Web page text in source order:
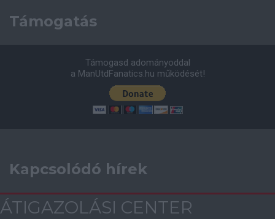
Támogatás
Támogasd adományoddal
a ManUtdFanatics.hu működését!
Kapcsolódó hírek
ÁTIGAZOLÁSI CENTER